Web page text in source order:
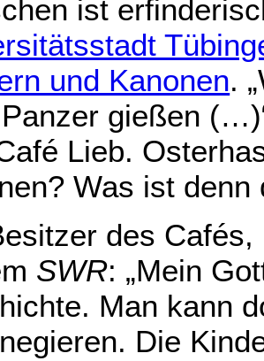
ist
und Kanonen.
gießen
Lieb.
Was ist denn
des
SWR: „Mein
Man kann
Die